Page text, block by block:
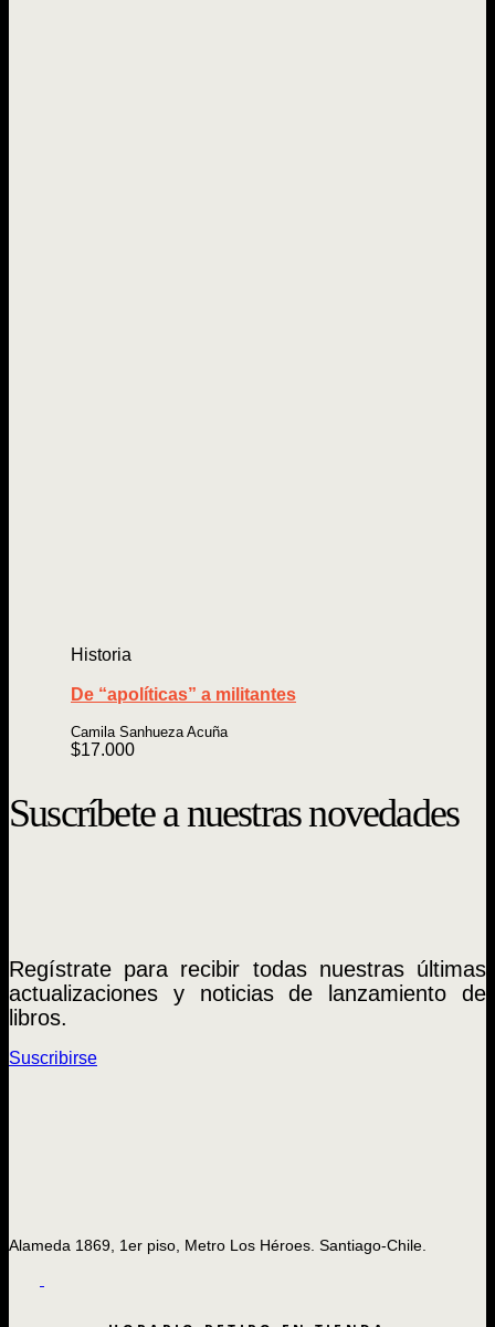
Historia
De “apolíticas” a militantes
Camila Sanhueza Acuña
$17.000
Suscríbete a nuestras novedades
Regístrate para recibir todas nuestras últimas
actualizaciones y noticias de lanzamiento de
libros.
Suscribirse
Alameda 1869, 1er piso, Metro Los Héroes. Santiago-Chile.